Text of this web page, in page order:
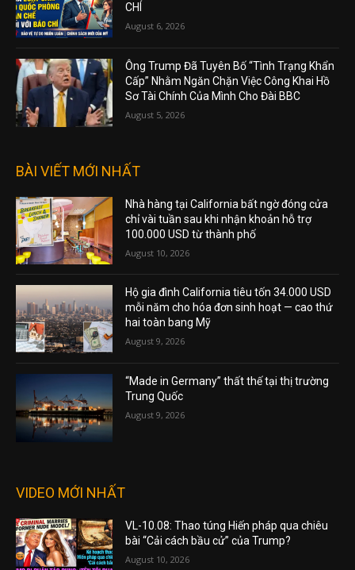
CHÍ
August 6, 2026
Ông Trump Đã Tuyên Bố “Tình Trạng Khẩn
Cấp” Nhằm Ngăn Chặn Việc Công Khai Hồ
Sơ Tài Chính Của Mình Cho Đài BBC
August 5, 2026
BÀI VIẾT MỚI NHẤT
Nhà hàng tại California bất ngờ đóng cửa
chỉ vài tuần sau khi nhận khoản hỗ trợ
100.000 USD từ thành phố
August 10, 2026
Hộ gia đình California tiêu tốn 34.000 USD
mỗi năm cho hóa đơn sinh hoạt — cao thứ
hai toàn bang Mỹ
August 9, 2026
“Made in Germany” thất thế tại thị trường
Trung Quốc
August 9, 2026
VIDEO MỚI NHẤT
VL-10.08: Thao túng Hiến pháp qua chiêu
bài “Cải cách bầu cử” của Trump?
August 10, 2026